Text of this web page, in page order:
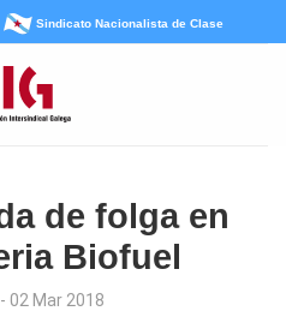
Sindicato Nacionalista de Clase
de folga en
Biofuel
02 Mar 2018